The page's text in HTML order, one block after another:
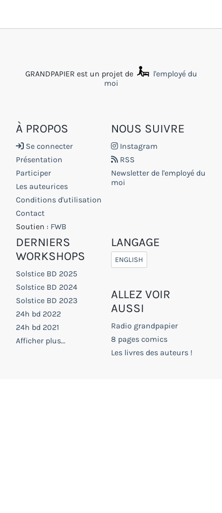
GRANDPAPIER est un projet de
l'employé du
moi
À PROPOS
Se connecter
Présentation
Participer
Les auteurices
Conditions d'utilisation
Contact
Soutien : FWB
NOUS SUIVRE
Instagram
RSS
Newsletter de l'employé du
moi
DERNIERS
WORKSHOPS
Solstice BD 2025
Solstice BD 2024
Solstice BD 2023
24h bd 2022
24h bd 2021
Afficher plus...
LANGAGE
ENGLISH
ALLEZ VOIR
AUSSI
Radio grandpapier
8 pages comics
Les livres des auteurs !